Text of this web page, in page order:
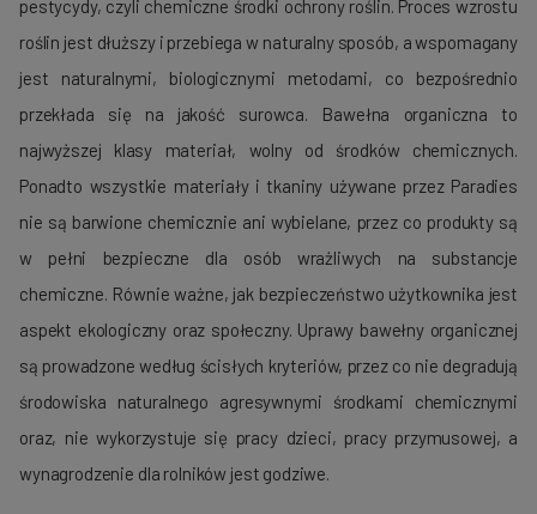
pestycydy, czyli chemiczne środki ochrony roślin. Proces wzrostu
roślin jest dłuższy i przebiega w naturalny sposób, a wspomagany
jest naturalnymi, biologicznymi metodami, co bezpośrednio
przekłada się na jakość surowca. Bawełna organiczna to
najwyższej klasy materiał, wolny od środków chemicznych.
Ponadto wszystkie materiały i tkaniny używane przez Paradies
nie są barwione chemicznie ani wybielane, przez co produkty są
w pełni bezpieczne dla osób wrażliwych na substancje
chemiczne. Równie ważne, jak bezpieczeństwo użytkownika jest
aspekt ekologiczny oraz społeczny. Uprawy bawełny organicznej
są prowadzone według ścisłych kryteriów, przez co nie degradują
środowiska naturalnego agresywnymi środkami chemicznymi
oraz, nie wykorzystuje się pracy dzieci, pracy przymusowej, a
wynagrodzenie dla rolników jest godziwe.